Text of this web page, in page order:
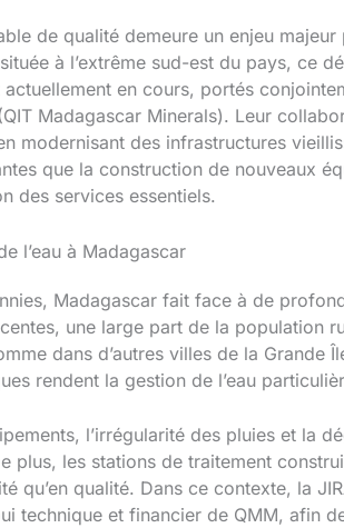
de qualité demeure un enjeu
à l’extrême sud-est du pays, ce
en cours, portés
Madagascar Minerals). Leur
modernisant des infrastructures
que la construction de nouveaux
des services essentiels.
l’eau à Madagascar
Madagascar fait face à de
une large part de la population
dans d’autres villes de la
rendent la gestion de l’eau
l’irrégularité des pluies et la
plus, les stations de traitement
qu’en qualité. Dans ce contexte, la
technique et financier de QMM, afin